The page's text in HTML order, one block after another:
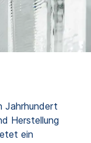
Jahrhundert
Herstellung
ein